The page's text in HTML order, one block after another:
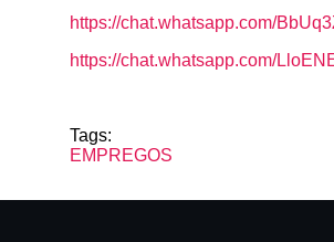
https://chat.whatsapp.com/
https://chat.whatsapp.com/
Tags:
EMPREGOS